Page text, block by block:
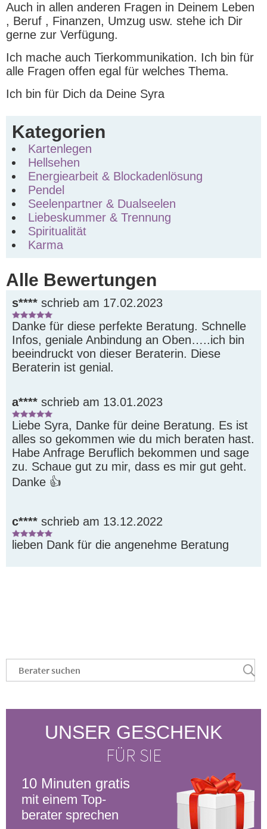
Auch in allen anderen Fragen in Deinem Leben
, Beruf , Finanzen, Umzug usw. stehe ich Dir
gerne zur Verfügung.
Ich mache auch Tierkommunikation. Ich bin für
alle Fragen offen egal für welches Thema.
Ich bin für Dich da Deine Syra
Kategorien
Kartenlegen
Hellsehen
Energiearbeit & Blockadenlösung
Pendel
Seelenpartner & Dualseelen
Liebeskummer & Trennung
Spiritualität
Karma
Alle Bewertungen
s**** schrieb am 17.02.2023
Danke für diese perfekte Beratung. Schnelle
Infos, geniale Anbindung an Oben…..ich bin
beeindruckt von dieser Beraterin. Diese
Beraterin ist genial.
a**** schrieb am 13.01.2023
Liebe Syra, Danke für deine Beratung. Es ist
alles so gekommen wie du mich beraten hast.
Habe Anfrage Beruflich bekommen und sage
zu. Schaue gut zu mir, dass es mir gut geht.
Danke 👍
c**** schrieb am 13.12.2022
lieben Dank für die angenehme Beratung
UNSER GESCHENK
FÜR SIE
10 Minuten gratis
mit einem Top-
berater sprechen